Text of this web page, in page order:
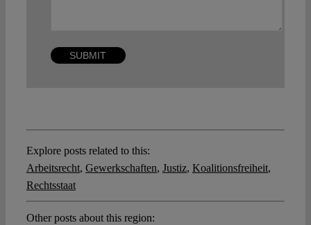
Explore posts related to this:
Arbeitsrecht, Gewerkschaften, Justiz, Koalitionsfreiheit,
Rechtsstaat
Other posts about this region: